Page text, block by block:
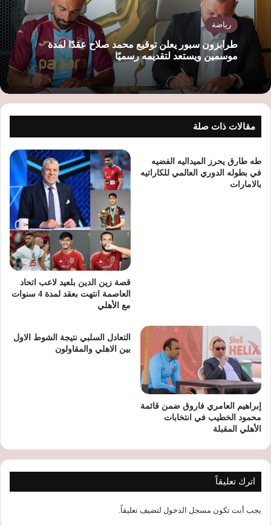
رياضة
طرابزون سبور يعلن توقيع محمد صلاح عقدًا لمدة
موسمين ويستعد لتقديمه رسميًا
مقالات ذات صلة
طه طارق يحرز الميداليه الفضيه
في بطوله الدوري العالمي للكاراتيه
بالامارات
قصة زين الدين بلعيد لاعب اتحاد
العاصمة انتهت بعقد لمدة 4 سنوات
مع الأهلي
إبراهيم العامري فاروق ضمن قائمة
محمود الخطيب في انتخابات
الأهلي المقبلة
التعادل السلبي نتيجة الشوط الاول
بين الاهلي والمقاولون
اترك تعليقاً
يجب أنت تكون مسجل الدخول لتضيف تعليقاً.